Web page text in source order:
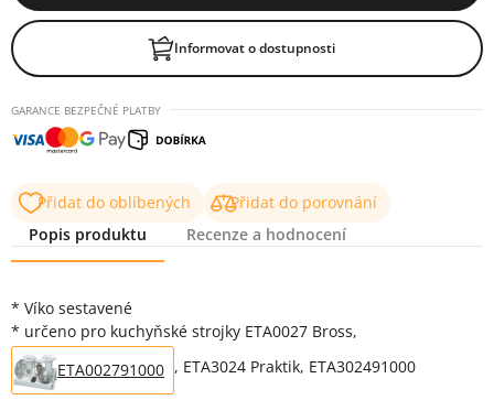
Informovat o dostupnosti
GARANCE BEZPEČNÉ PLATBY
Přidat do oblíbených
Přidat do porovnání
Popis produktu
Recenze a hodnocení
* Víko sestavené
* určeno pro kuchyňské strojky ETA0027 Bross,
ETA002791000 , ETA3024 Praktik, ETA302491000